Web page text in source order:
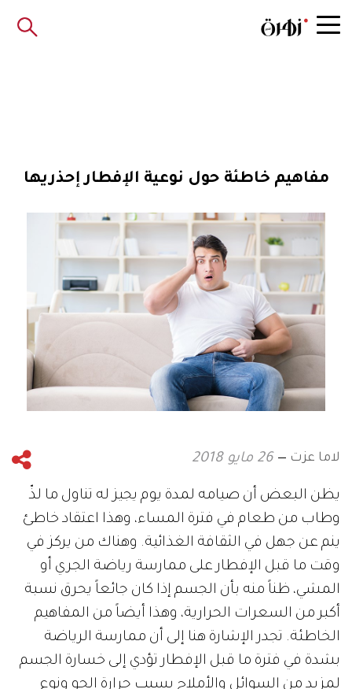
مفاهيم خاطئة حول نوعية الإفطار إحذريها
لاما عزت 26 مايو 2018
يظن البعض أن صيامه لمدة يوم يجيز له تناول ما لذّ
وطاب من طعام في فترة المساء، وهذا اعتقاد خاطئ
ينم عن جهل في الثقافة الغذائية. وهناك من يركز في
وقت ما قبل الإفطار على ممارسة رياضة الجري أو
المشي، ظناً منه بأن الجسم إذا كان جائعاً يحرق نسبة
أكبر من السعرات الحرارية، وهذا أيضاً من المفاهيم
الخاطئة. تجدر الإشارة هنا إلى أن ممارسة الرياضة
بشدة في فترة ما قبل الإفطار تؤدي إلى خسارة الجسم
لمزيد من السوائل والأملاح بسبب حرارة الجو ونوع